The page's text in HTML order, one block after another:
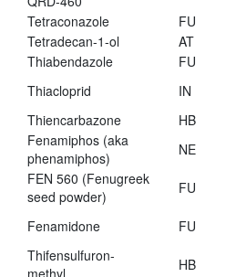
Tetraconazole
FU
Tetradecan-1-ol
AT
Thiabendazole
FU
Thiacloprid
IN
Thiencarbazone
HB
Fenamiphos (aka
phenamiphos)
NE
FEN 560 (Fenugreek
seed powder)
FU
Fenamidone FU
Thifensulfuron-
HB